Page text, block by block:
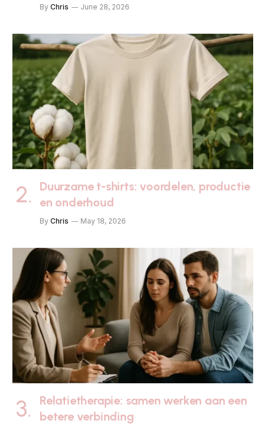
By Chris June 28, 2026
Duurzame t-shirts: voordelen, productie
en onderhoud
By Chris May 18, 2026
Relatietherapie: samen werken aan een
betere verbinding